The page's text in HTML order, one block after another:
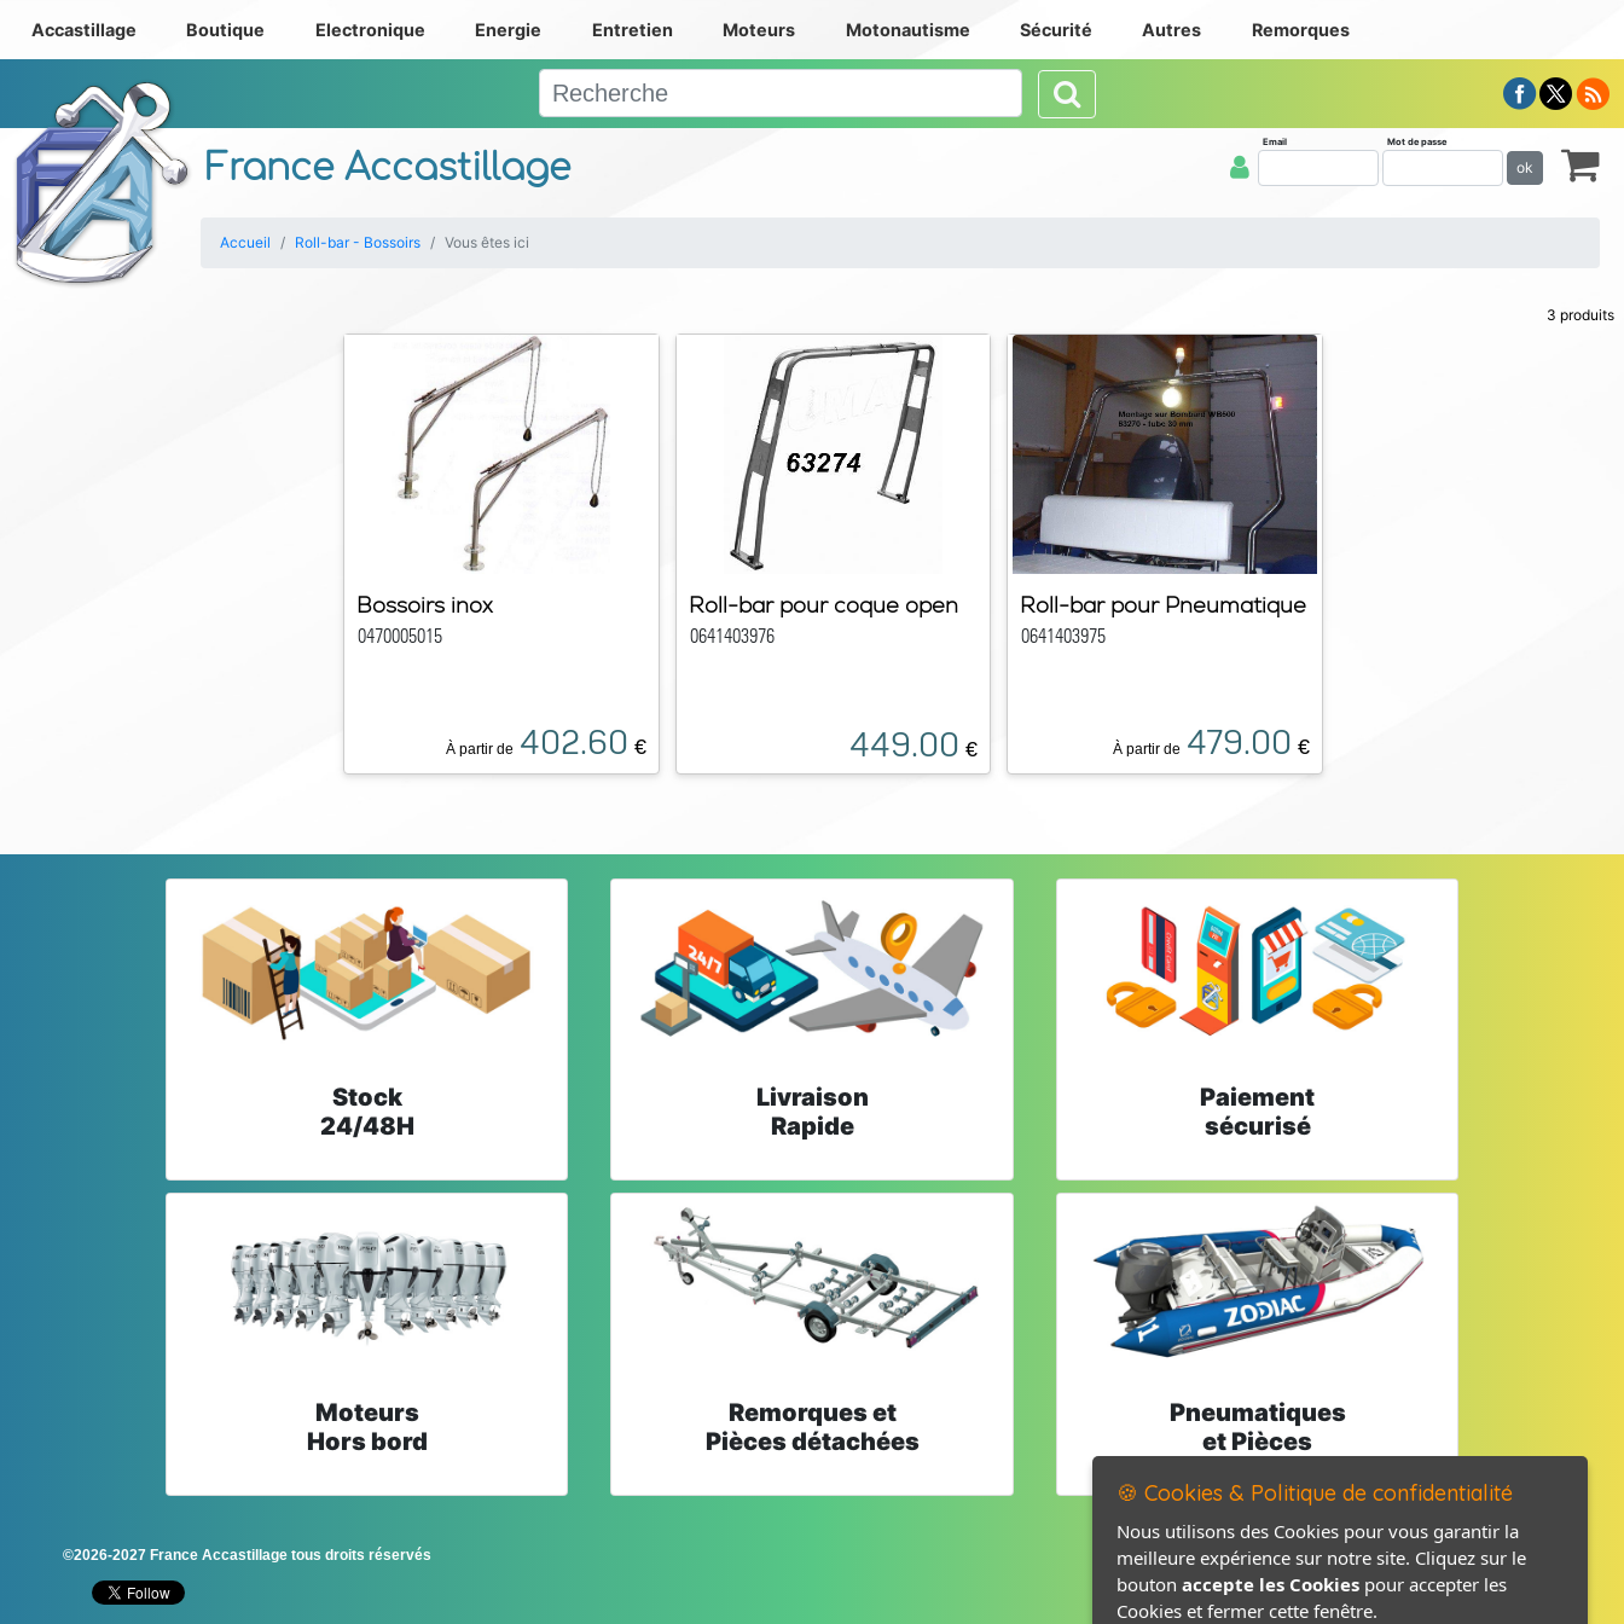
France Accastillage
Accastillage Boutique Electronique Energie Entretien Moteurs Motonautisme Sécurité Autres Remorques
Email Mot de passe
ok
Accueil Roll-bar - Bossoirs Vous êtes ici
3 produits
Bossoirs inox
0470005015
À partir de 402.60 €
Roll-bar pour coque open
0641403976
449.00 €
Roll-bar pour Pneumatique
0641403975
À partir de 479.00 €
Stock
24/48H
Livraison
Rapide
Paiement
sécurisé
Moteurs
Hors bord
Remorques et
Pièces détachées
Pneumatiques
et Pièces
©2026-2027 France Accastillage tous droits réservés Mentions légales
Politique de confidentialité
🍪 Cookies & Politique de confidentialité
Nous utilisons des Cookies pour vous garantir la
meilleure expérience sur notre site. Cliquez sur le
bouton accepte les Cookies pour accepter les
Cookies et fermer cette fenêtre.